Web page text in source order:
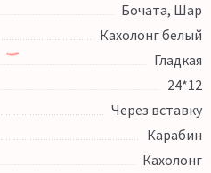
Бочата, Шар
Кахолонг белый
Гладкая
24*12
Через вставку
Карабин
Кахолонг